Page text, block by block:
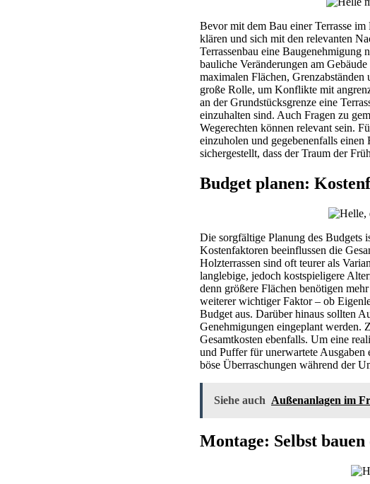
Bevor mit dem Bau einer Terrasse
klären und sich mit den relevanten
Terrassenbau eine Baugenehmigung
bauliche Veränderungen am
maximalen Flächen,
große Rolle, um Konflikte mit
an der Grundstücksgrenze eine
einzuhalten sind. Auch Fragen zu
Wegerechten können relevant sein.
einzuholen und gegebenenfalls
sichergestellt, dass der Traum der
Budget planen:
Die sorgfältige Planung des Budgets
Kostenfaktoren beeinflussen die
Holzterrassen sind oft teurer als
langlebige, jedoch kostspieligere
denn größere Flächen benötigen
weiterer wichtiger Faktor – ob
Budget aus. Darüber hinaus sollten
Genehmigungen eingeplant werden.
Gesamtkosten ebenfalls. Um eine
und Puffer für unerwartete
böse Überraschungen während der
Siehe auch Außenanlagen im
Montage: Selbst